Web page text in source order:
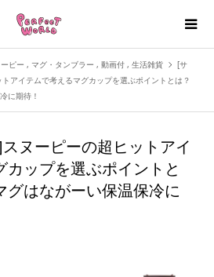
ピー , マグ・タンブラー , 動画付 , 生活雑貨
[サ
アイテムで考えるマグカップを選ぶポイントとは？
に期待！
ヌーピーの超ヒットアイ
カップを選ぶポイントと
グはながーい保温保冷に